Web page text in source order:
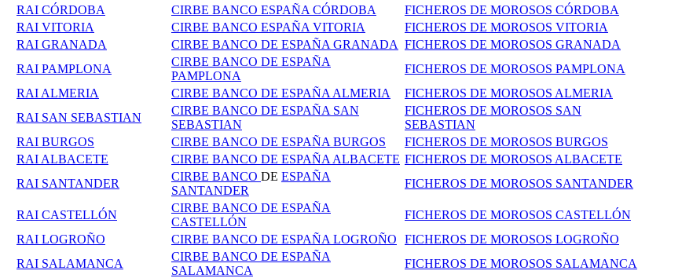
RAI CÓRDOBA CIRBE BANCO ESPAÑA CÓRDOBA
FICHEROS DE MOROSOS CÓRDOBA
RAI VITORIA CIRBE BANCO ESPAÑA VITORIA FICHEROS DE MOROSOS VITORIA
RAI GRANADA CIRBE BANCO DE ESPAÑA GRANADA FICHEROS DE MOROSOS GRANADA
RAI PAMPLONA
CIRBE BANCO DE ESPAÑA
PAMPLONA
FICHEROS DE MOROSOS PAMPLONA
RAI ALMERIA CIRBE BANCO DE ESPAÑA ALMERIA
FICHEROS DE MOROSOS ALMERIA
RAI SAN SEBASTIAN
CIRBE BANCO DE ESPAÑA SAN
SEBASTIAN
FICHEROS DE MOROSOS SAN
SEBASTIAN
RAI BURGOS CIRBE BANCO DE ESPAÑA BURGOS
FICHEROS DE MOROSOS BURGOS
RAI ALBACETE CIRBE BANCO DE ESPAÑA ALBACETE FICHEROS DE MOROSOS ALBACETE
RAI SANTANDER
CIRBE BANCO DE ESPAÑA
SANTANDER
FICHEROS DE MOROSOS SANTANDER
RAI CASTELLÓN
CIRBE BANCO DE ESPAÑA
CASTELLÓN
FICHEROS DE MOROSOS CASTELLÓN
RAI LOGROÑO CIRBE BANCO DE ESPAÑA LOGROÑO
FICHEROS DE MOROSOS LOGROÑO
RAI SALAMANCA
CIRBE BANCO DE ESPAÑA
SALAMANCA
FICHEROS DE MOROSOS SALAMANCA